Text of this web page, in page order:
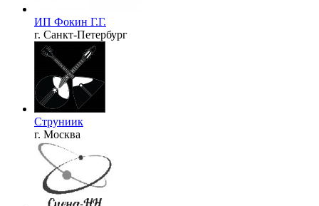
ИП Фокин Г.Г.
г. Санкт-Петербург
Струниик
г. Москва